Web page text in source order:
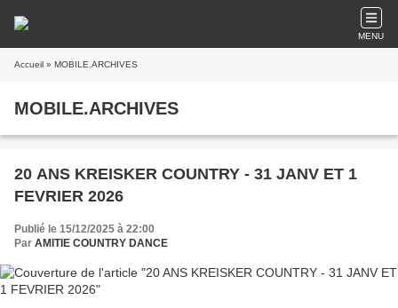
MENU
Accueil » MOBILE.ARCHIVES
MOBILE.ARCHIVES
20 ANS KREISKER COUNTRY - 31 JANV ET 1
FEVRIER 2026
Publié le 15/12/2025 à 22:00
Par AMITIE COUNTRY DANCE